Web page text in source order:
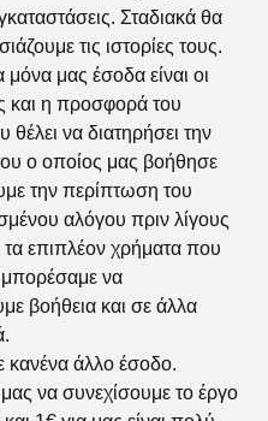
Σταδιακά θα
τις ιστορίες τους.
και η προσφορά του
να διατηρήσει την
ο οποίος μας βοήθησε
την περίπτωση του
αλόγου πριν λίγους
επιπλέον χρήματα που
να
βοήθεια και σε άλλα
κανένα άλλο έσοδο.